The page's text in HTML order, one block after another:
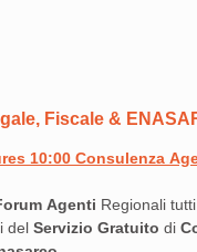
Fiscale &
10:00 Consulenza
Agenti Regionali
del Servizio Gratuito di